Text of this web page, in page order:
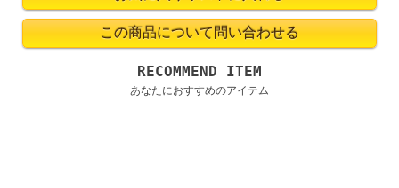
RECOMMEND ITEM
あなたにおすすめのアイテム